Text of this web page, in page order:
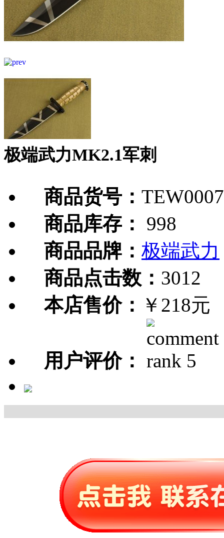
极端武力MK2.1军刺
商品货号：
商品库存：
998
商品品牌： 极端武力
商品点击数： 3012
本店售价： ￥218元
用户评价：